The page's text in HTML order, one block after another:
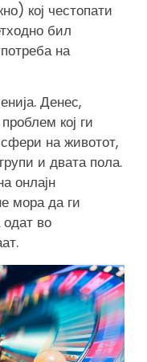
кој честопати
бил
на
Денес,
кој ги
на животот,
и двата пола.
онлајн
мора да ги
во